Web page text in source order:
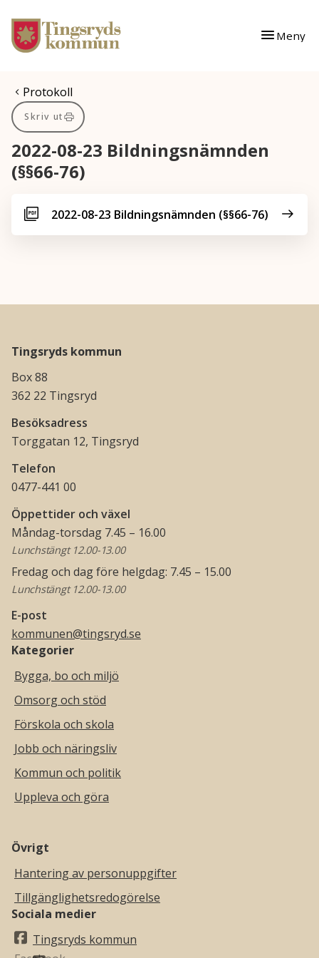
Gå till innehåll
Gå till huvudmeny
Meny
Du är här:
Protokoll
Skriv ut
2022-08-23 Bildningsnämnden
(§§66-76)
2022-08-23 Bildningsnämnden (§§66-76)
Tingsryds kommun
Box 88
362 22 Tingsryd
Besöksadress
Torggatan 12, Tingsryd
Telefon
0477-441 00
Öppettider och växel
Måndag-torsdag 7.45 – 16.00
Lunchstängt 12.00-13.00
Fredag och dag före helgdag: 7.45 – 15.00
Lunchstängt 12.00-13.00
E-post
kommunen@tingsryd.se
Kategorier
Bygga, bo och miljö
Omsorg och stöd
Förskola och skola
Jobb och näringsliv
Kommun och politik
Uppleva och göra
Övrigt
Hantering av personuppgifter
Tillgänglighetsredogörelse
Sociala medier
Tingsryds kommun